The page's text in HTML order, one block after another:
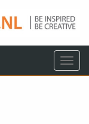
Menu